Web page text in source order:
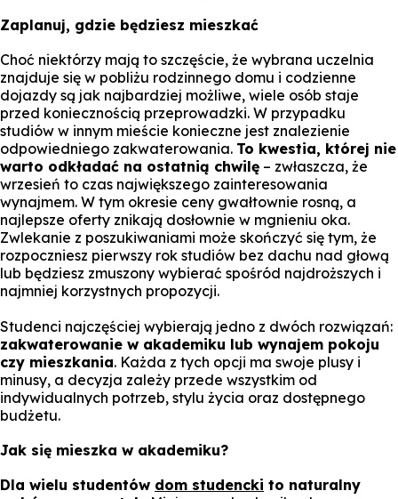
Zaplanuj, gdzie będziesz mieszkać
Choć niektórzy mają to szczęście, że wybrana uczelnia
znajduje się w pobliżu rodzinnego domu i codzienne
dojazdy są jak najbardziej możliwe, wiele osób staje
przed koniecznością przeprowadzki. W przypadku
studiów w innym mieście konieczne jest znalezienie
odpowiedniego zakwaterowania. To kwestia, której nie
warto odkładać na ostatnią chwilę – zwłaszcza, że
wrzesień to czas największego zainteresowania
wynajmem. W tym okresie ceny gwałtownie rosną, a
najlepsze oferty znikają dosłownie w mgnieniu oka.
Zwlekanie z poszukiwaniami może skończyć się tym, że
rozpoczniesz pierwszy rok studiów bez dachu nad głową
lub będziesz zmuszony wybierać spośród najdroższych i
najmniej korzystnych propozycji.
Studenci najczęściej wybierają jedno z dwóch rozwiązań:
zakwaterowanie w akademiku lub wynajem pokoju
czy mieszkania. Każda z tych opcji ma swoje plusy i
minusy, a decyzja zależy przede wszystkim od
indywidualnych potrzeb, stylu życia oraz dostępnego
budżetu.
Jak się mieszka w akademiku?
Dla wielu studentów dom studencki to naturalny